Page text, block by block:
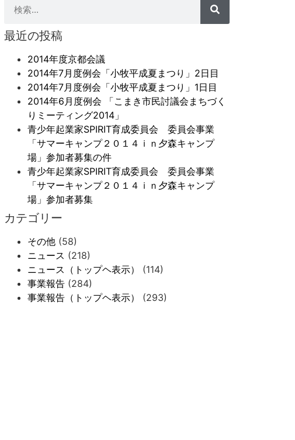
最近の投稿
2014年度京都会議
2014年7月度例会「小牧平成夏まつり」2日目
2014年7月度例会「小牧平成夏まつり」1日目
2014年6月度例会 「こまき市民討議会まちづく
りミーティング2014」
青少年起業家SPIRIT育成委員会 委員会事業
「サマーキャンプ２０１４ｉｎ夕森キャンプ
場」参加者募集の件
青少年起業家SPIRIT育成委員会 委員会事業
「サマーキャンプ２０１４ｉｎ夕森キャンプ
場」参加者募集
カテゴリー
その他(58)
ニュース (218)
ニュース（トップヘ表示）
(114)
事業報告(284)
事業報告（トップヘ表示）
(293)